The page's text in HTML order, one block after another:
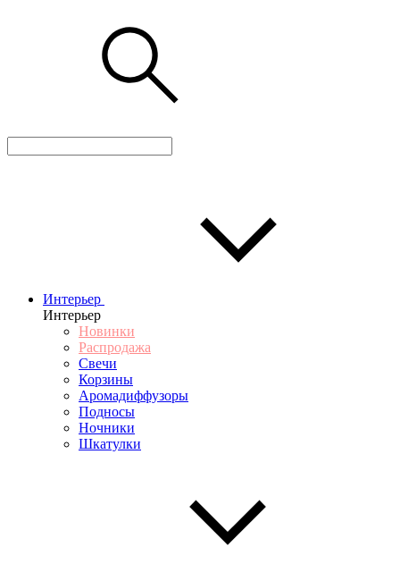
Интерьер
Интерьер
Новинки
Распродажа
Свечи
Корзины
Аромадиффузоры
Подносы
Ночники
Шкатулки